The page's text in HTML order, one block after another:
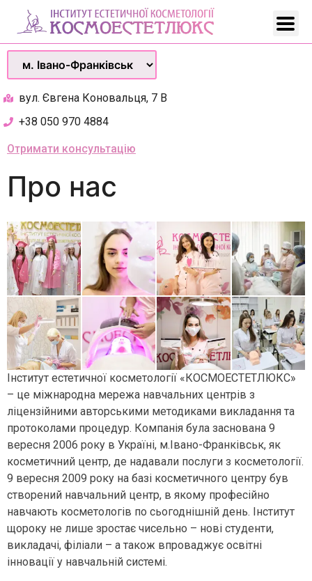
вул. Євгена Коновальця, 7 В
+38 050 970 4884
Отримати консультацію
Про нас
Інститут естетичної косметології «КОСМОЕСТЕТЛЮКС»
– це міжнародна мережа навчальних центрів з
ліцензійними авторськими методиками викладання та
протоколами процедур. Компанія була заснована 9
вересня 2006 року в Україні, м.Івано-Франківськ, як
косметичний центр, де надавали послуги з косметології.
9 вересня 2009 року на базі косметичного центру був
створений навчальний центр, в якому професійно
навчають косметологів по сьогоднішній день. Інститут
щороку не лише зростає чисельно – нові студенти,
викладачі, філіали – а також впроваджує освітні
інновації у навчальній системі.